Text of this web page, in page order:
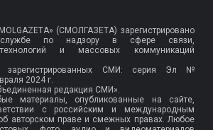
(СМОЛГАЗЕТА) зарегистрировано
по надзору в сфере связи,
и массовых коммуникаций
зарегистрированных СМИ: серия Эл №
2024 г.
редакция СМИ».
материалы, опубликованные на сайте,
с российским и международным
авторском праве и смежных правах. Любое